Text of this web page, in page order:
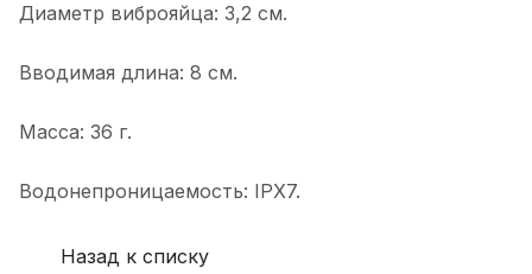
Диаметр виброяйца: 3,2 см.
Вводимая длина: 8 см.
Масса: 36 г.
Водонепроницаемость: IPX7.
Назад к списку